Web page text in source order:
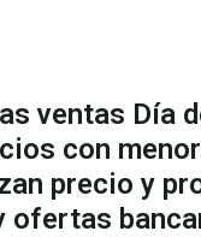
ventas Día
con
precio y
ofertas